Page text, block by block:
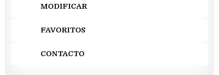
MODIFICAR
FAVORITOS
CONTACTO